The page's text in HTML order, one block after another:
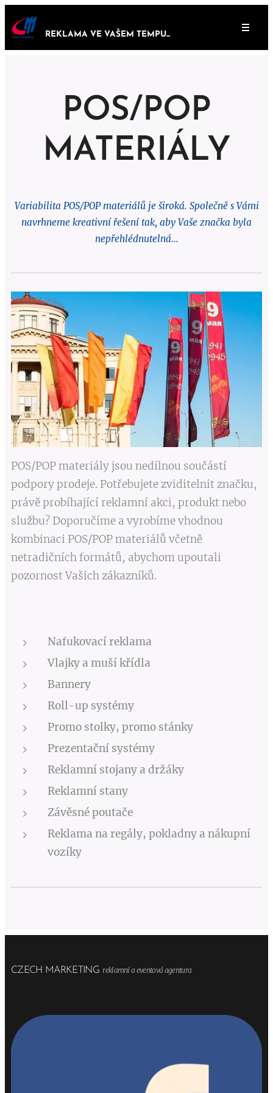
REKLAMA VE VAŠEM TEMPU...
POS/POP
MATERIÁLY
Variabilita POS/POP materiálů je široká. Společně s Vámi
navrhneme kreativní řešení tak, aby Vaše značka byla
nepřehlédnutelná...
POS/POP materiály jsou nedílnou součástí
podpory prodeje. Potřebujete zviditelnit značku,
právě probíhající reklamní akci, produkt nebo
službu? Doporučíme a vyrobíme vhodnou
kombinaci POS/POP materiálů včetně
netradičních formátů, abychom upoutali
pozornost Vašich zákazníků.
Nafukovací reklama
Vlajky a muší křídla
Bannery
Roll-up systémy
Promo stolky, promo stánky
Prezentační systémy
Reklamní stojany a držáky
Reklamní stany
Závěsné poutače
Reklama na regály, pokladny a nákupní
vozíky
CZECH MARKETING reklamní a eventová agentura